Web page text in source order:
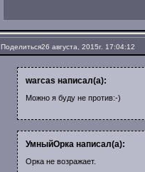
Поделиться26 августа, 2015г. 17:04:12
warcas написал(а):
Можно я буду не против:-)
УмныйОрка написал(а):
Орка не возражает.